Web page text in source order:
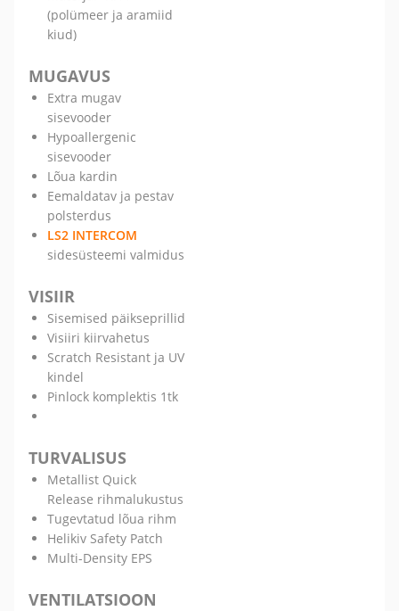
(polümeer ja aramiid
kiud)
MUGAVUS
Extra mugav
sisevooder
Hypoallergenic
sisevooder
Lõua kardin
Eemaldatav ja pestav
polsterdus
LS2 INTERCOM
sidesüsteemi valmidus
VISIIR
Sisemised päikseprillid
Visiiri kiirvahetus
Scratch Resistant ja UV
kindel
Pinlock komplektis 1tk
TURVALISUS
Metallist Quick
Release rihmalukustus
Tugevtatud lõua rihm
Helikiv Safety Patch
Multi-Density EPS
VENTILATSIOON